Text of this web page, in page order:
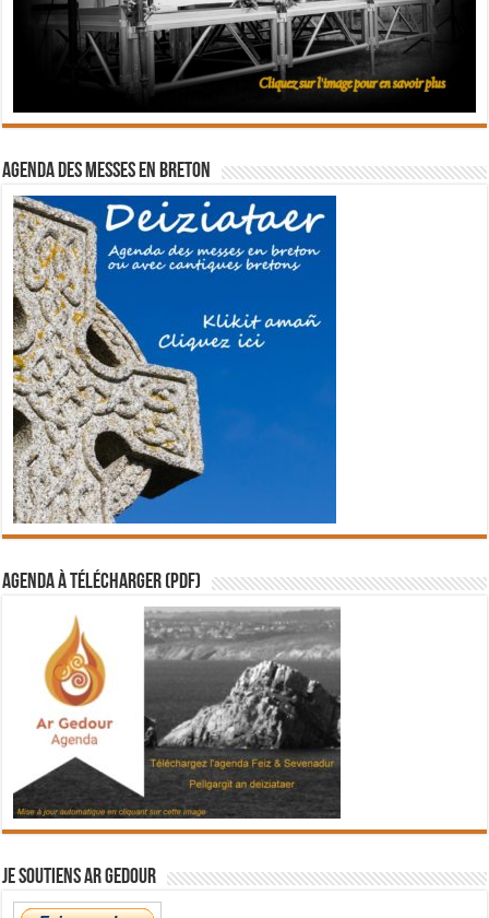
Agenda des messes en breton
Agenda à télécharger (PDF)
Je soutiens Ar Gedour